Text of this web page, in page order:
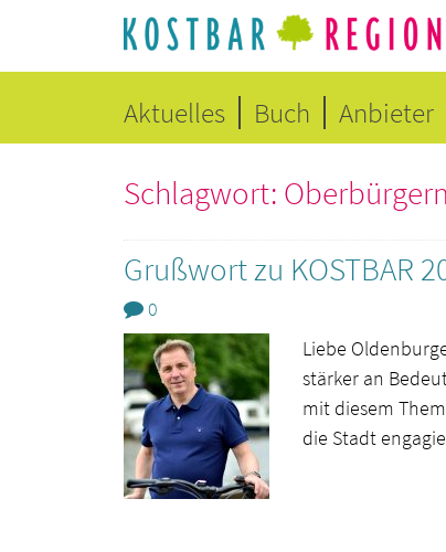
Aktuelles Buch Anbieter
Schlagwort:
Grußwort zu KOSTBAR
0
Liebe
stärker an
mit diesem
die Stadt